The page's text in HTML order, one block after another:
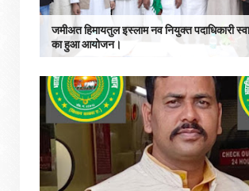
जमीअत हिमायतुल इस्लाम नव नियुक्त पदाधिकारी
का हुआ आयोजन।